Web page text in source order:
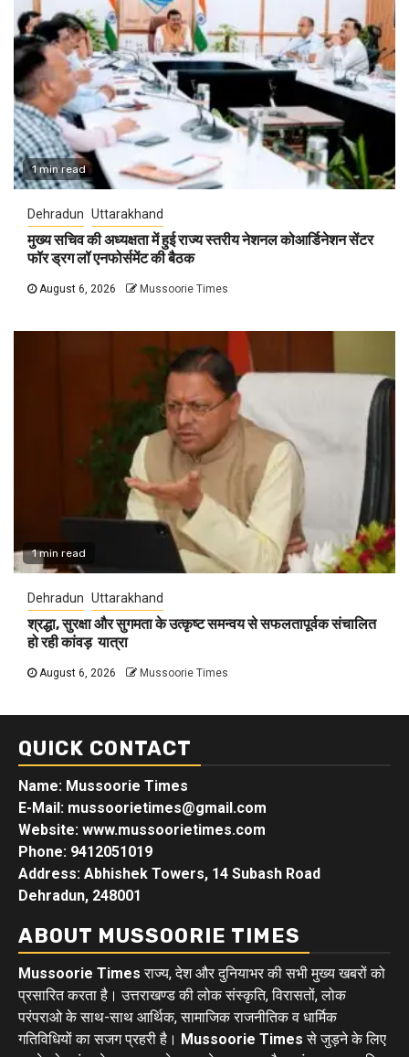
1 min read
Dehradun Uttarakhand
मुख्य सचिव की अध्यक्षता में हुई राज्य स्तरीय नेशनल कोआर्डिनेशन सेंटर
फॉर ड्रग लॉ एनफोर्समेंट की बैठक
August 6, 2026 Mussoorie Times
1 min read
Dehradun Uttarakhand
श्रद्धा, सुरक्षा और सुगमता के उत्कृष्ट समन्वय से सफलतापूर्वक संचालित
हो रही कांवड़ यात्रा
August 6, 2026 Mussoorie Times
QUICK CONTACT
Name: Mussoorie Times
E-Mail: mussoorietimes@gmail.com
Website: www.mussoorietimes.com
Phone: 9412051019
Address: Abhishek Towers, 14 Subash Road
Dehradun, 248001
ABOUT MUSSOORIE TIMES
Mussoorie Times राज्य, देश और दुनियाभर की सभी मुख्य खबरों को
प्रसारित करता है। उत्तराखण्ड की लोक संस्कृति, विरासतों, लोक
परंपराओ के साथ-साथ आर्थिक, सामाजिक राजनीतिक व धार्मिक
गतिविधियों का सजग प्रहरी है। Mussoorie Times से जुड़ने के लिए